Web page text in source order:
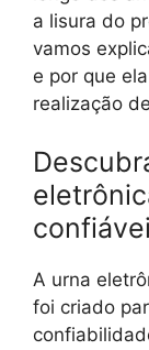
a lisura do
vamos
e por que
realização
A urna
foi criado